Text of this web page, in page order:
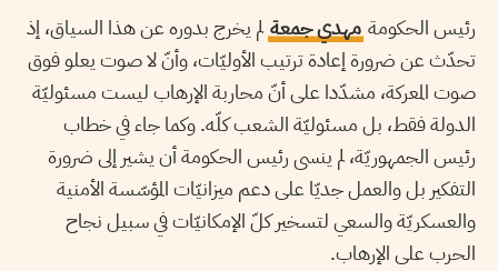
رئيس الحكومة مهدي جمعةلم يخرج بدوره عن هذا السياق، إذ
تحدّث عن ضرورة إعادة ترتيب الأوليّات، وأنّ لا صوت يعلو فوق
صوت المعركة، مشدّدا على أنّ محاربة الإرهاب ليست مسئوليّة
الدولة فقط، بل مسئوليّة الشعب كلّه. وكما جاء في خطاب
رئيس الجمهوريّة، لم ينسى رئيس الحكومة أن يشير إلى ضرورة
التفكير بل والعمل جديّا على دعم ميزانيّات المؤسّسة الأمنية
والعسكريّة والسعي لتسخير كلّ الإمكانيّات في سبيل نجاح
الحرب على الإرهاب.